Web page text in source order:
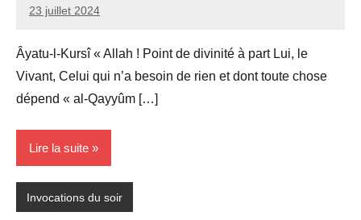
23 juillet 2024
prieres
Âyatu-l-Kursî « Allah ! Point de divinité à part Lui, le
Vivant, Celui qui n’a besoin de rien et dont toute chose
dépend « al-Qayyûm […]
Lire la suite
Invocations du soir